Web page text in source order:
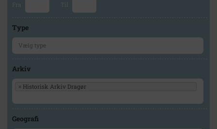
Fra Til
Type
Arkiv
× Historisk Arkiv Dragør
Geografi